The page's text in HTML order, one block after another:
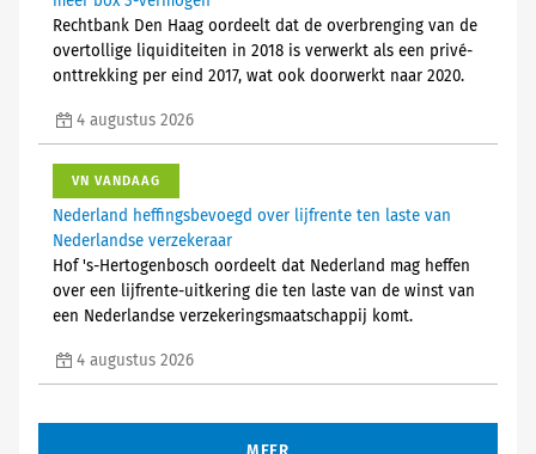
Rechtbank Den Haag oordeelt dat de overbrenging van de
overtollige liquiditeiten in 2018 is verwerkt als een privé-
onttrekking per eind 2017, wat ook doorwerkt naar 2020.
4 augustus 2026
VN VANDAAG
Nederland heffingsbevoegd over lijfrente ten laste van
Nederlandse verzekeraar
Hof 's-Hertogenbosch oordeelt dat Nederland mag heffen
over een lijfrente-uitkering die ten laste van de winst van
een Nederlandse verzekeringsmaatschappij komt.
4 augustus 2026